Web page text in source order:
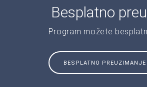
Besplatno
Program možete
BESPLATNO PREUZIMANJE